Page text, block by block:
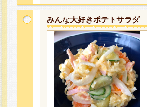
みんな大好きポテトサラダ